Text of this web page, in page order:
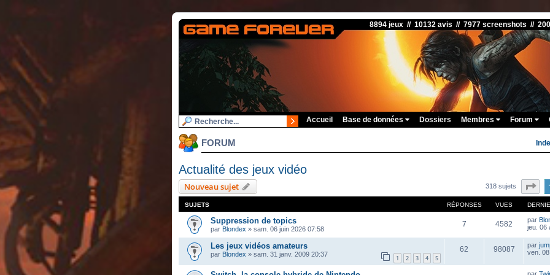
8894 jeux // 10132 avis // 7977 screenshots //
Accueil Base de données Dossiers Membres Forum
FORUM
Actualité des jeux vidéo
Nouveau sujet 318 sujets
SUJETS RÉPONSES VUES
Suppression de topics
par Blondex » sam. 06 juin 2026 07:58
7 4582 par
jeu. 06
Les jeux vidéos amateurs
par Blondex » sam. 31 janv. 2009 20:37 1 2 3 4 5
62 98087 par
ven.